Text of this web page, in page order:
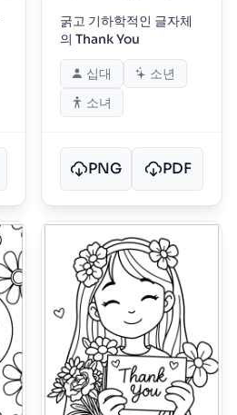
굵고 기하학적인 글자체
의 Thank You
십대
소년
소녀
PNG PDF